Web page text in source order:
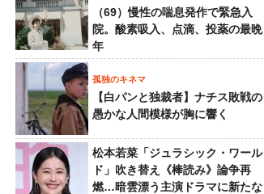
（69）慢性の喘息発作で緊急入
院。酸素吸入、点滴、投薬の最晩
年
孤独のキネマ
【白パンと独裁者】ナチス敗戦の
愚かな人間模様が胸に響く
松本若菜「ジュラシック・ワール
ド」吹き替え《棒読み》論争再
燃…暗雲漂う主演ドラマに新たな